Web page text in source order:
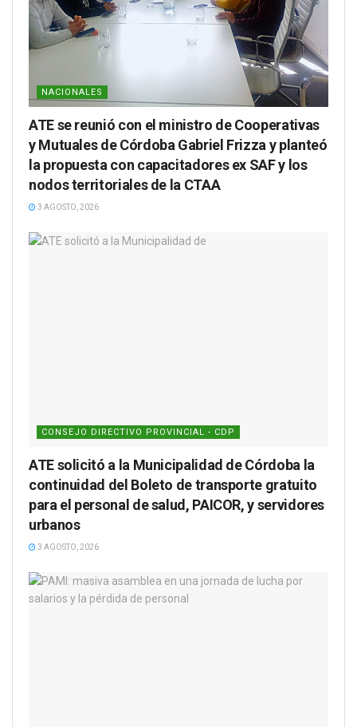
NACIONALES
ATE se reunió con el ministro de Cooperativas
y Mutuales de Córdoba Gabriel Frizza y planteó
la propuesta con capacitadores ex SAF y los
nodos territoriales de la CTAA
3 AGOSTO, 2026
CONSEJO DIRECTIVO PROVINCIAL - CDP
ATE solicitó a la Municipalidad de Córdoba la
continuidad del Boleto de transporte gratuito
para el personal de salud, PAICOR, y servidores
urbanos
3 AGOSTO, 2026